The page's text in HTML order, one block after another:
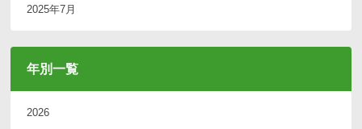
2025年7月
年別一覧
2026